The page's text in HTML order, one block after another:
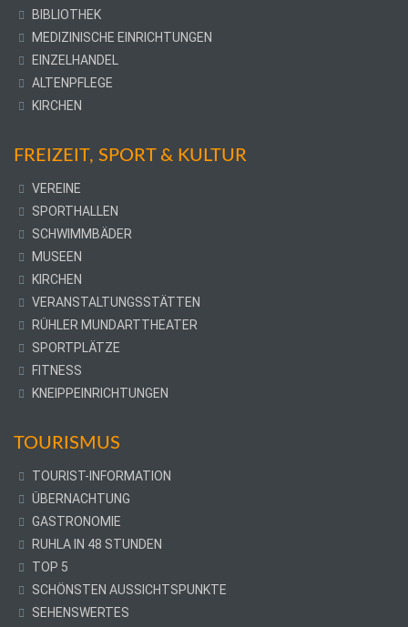
BIBLIOTHEK
MEDIZINISCHE EINRICHTUNGEN
EINZELHANDEL
ALTENPFLEGE
KIRCHEN
FREIZEIT, SPORT & KULTUR
VEREINE
SPORTHALLEN
SCHWIMMBÄDER
MUSEEN
KIRCHEN
VERANSTALTUNGSSTÄTTEN
RÜHLER MUNDARTTHEATER
SPORTPLÄTZE
FITNESS
KNEIPPEINRICHTUNGEN
TOURISMUS
TOURIST-INFORMATION
ÜBERNACHTUNG
GASTRONOMIE
RUHLA IN 48 STUNDEN
TOP 5
SCHÖNSTEN AUSSICHTSPUNKTE
SEHENSWERTES